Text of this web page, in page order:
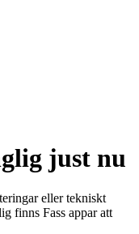
just nu
eller tekniskt
finns Fass appar att